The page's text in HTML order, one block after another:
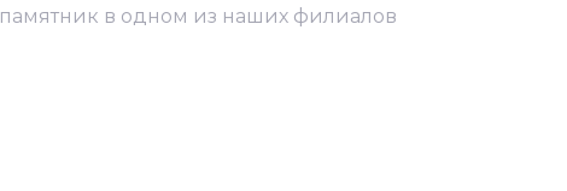
памятник в одном из наших филиалов